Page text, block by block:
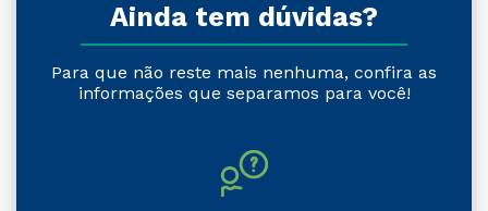
Ainda tem dúvidas?
Para que não reste mais nenhuma, confira as
informações que separamos para você!